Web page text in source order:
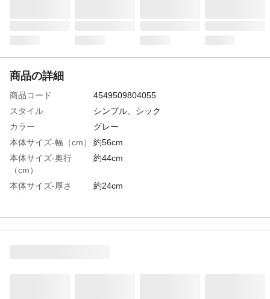
商品の詳細
商品コード
4549509804055
スタイル
シンプル、シック
カラー
グレー
本体サイズ-幅（cm）
約56cm
本体サイズ-奥行
（cm）
約44cm
本体サイズ-厚さ
（cm）
約24cm